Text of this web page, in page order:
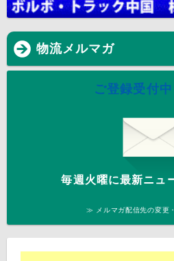
物流メルマガ
ご登録受付
毎週火曜に最新ニュ
≫ メルマガ配信先の変更